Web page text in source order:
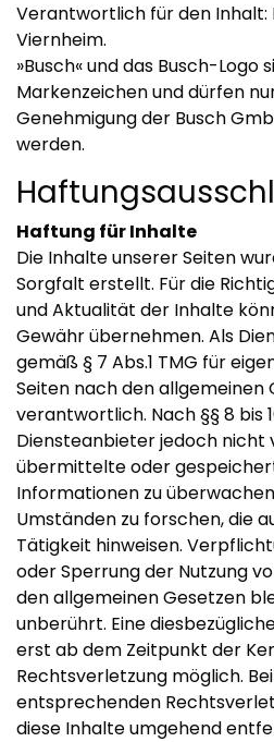
Verantwortlich für den Inhalt:
Viernheim.
»Busch« und das Busch-Logo
Markenzeichen und dürfen
Genehmigung der Busch
werden.
Haftung für Inhalte
Die Inhalte unserer Seiten
Sorgfalt erstellt. Für die
und Aktualität der Inhalte
Gewähr übernehmen. Als
gemäß § 7 Abs.1 TMG für
Seiten nach den allgemeinen
verantwortlich. Nach §§ 8 bis
Diensteanbieter jedoch
übermittelte oder
Informationen zu
Umständen zu forschen, die
Tätigkeit hinweisen.
oder Sperrung der Nutzung
den allgemeinen Gesetzen
unberührt. Eine
erst ab dem Zeitpunkt der
Rechtsverletzung möglich.
entsprechenden
diese Inhalte umgehend